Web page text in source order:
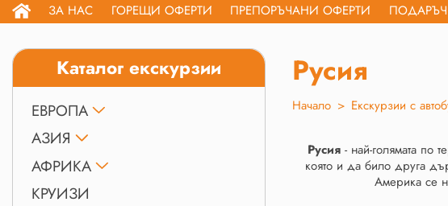
ЗА НАС ГОРЕЩИ ОФЕРТИ ПРЕПОРЪЧАНИ ОФЕРТИ
Каталог екскурзии
ЕВРОПА
АЗИЯ
АФРИКА
КРУИЗИ
Русия
Начало > Екскурзии с
Русия - най-голямата по
която и да било друга
Америка се